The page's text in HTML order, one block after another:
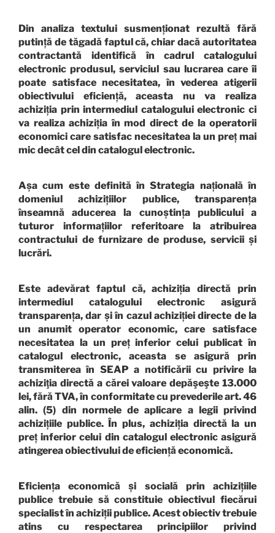
Din analiza textului susmenționat rezultă fără
putință de tăgadă faptul că, chiar dacă autoritatea
contractantă identifică în cadrul catalogului
electronic produsul, serviciul sau lucrarea care îi
poate satisface necesitatea, în vederea atigerii
obiectivului eficiență, aceasta nu va realiza
achiziția prin intermediul catalogului electronic ci
va realiza achiziția în mod direct de la operatorii
economici care satisfac necesitatea la un preț mai
mic decât cel din catalogul electronic.
Așa cum este definită în Strategia națională în
domeniul achizițiilor publice, transparența
înseamnă aducerea la cunoștința publicului a
tuturor informațiilor referitoare la atribuirea
contractului de furnizare de produse, servicii și
lucrări.
Este adevărat faptul că, achiziția directă prin
intermediul catalogului electronic asigură
transparența, dar și în cazul achiziției directe de la
un anumit operator economic, care satisface
necesitatea la un preț inferior celui publicat în
catalogul electronic, aceasta se asigură prin
transmiterea în SEAP a notificării cu privire la
achiziţia directă a cărei valoare depăşeşte 13.000
lei, fără TVA, în conformitate cu prevederile art. 46
alin. (5) din normele de aplicare a legii privind
achizițiile publice. În plus, achiziția directă la un
preț inferior celui din catalogul electronic asigură
atingerea obiectivului de eficiență economică.
Eficiența economică și socială prin achizițiile
publice trebuie să constituie obiectivul fiecărui
specialist în achiziții publice. Acest obiectiv trebuie
atins cu respectarea principiilor privind